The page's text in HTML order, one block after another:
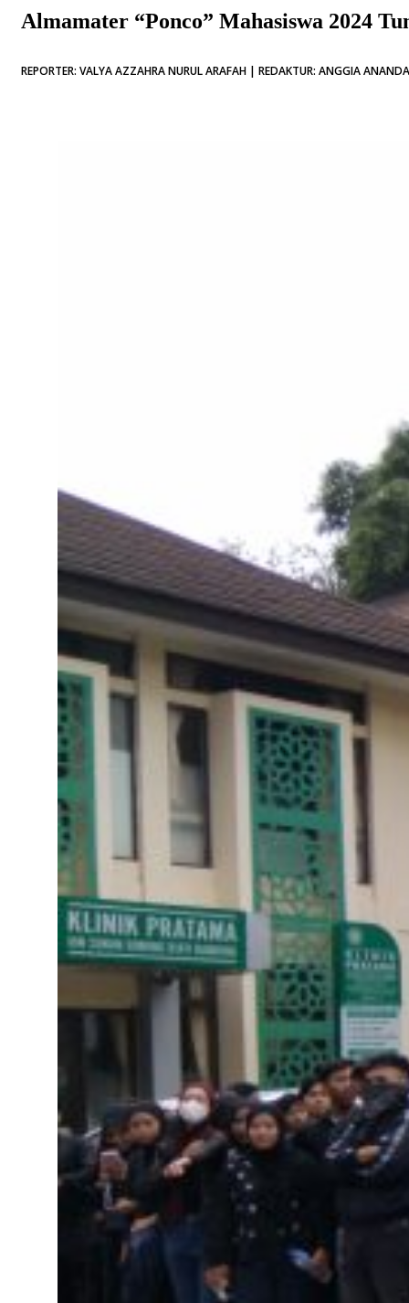
Almamater “Ponco” Mahasiswa 2024
REPORTER: VALYA AZZAHRA NURUL ARAFAH | REDAKTUR: ANGGIA